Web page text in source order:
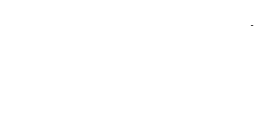
فواز الحربي درس تلاوة سورة المعارج من آية 19-